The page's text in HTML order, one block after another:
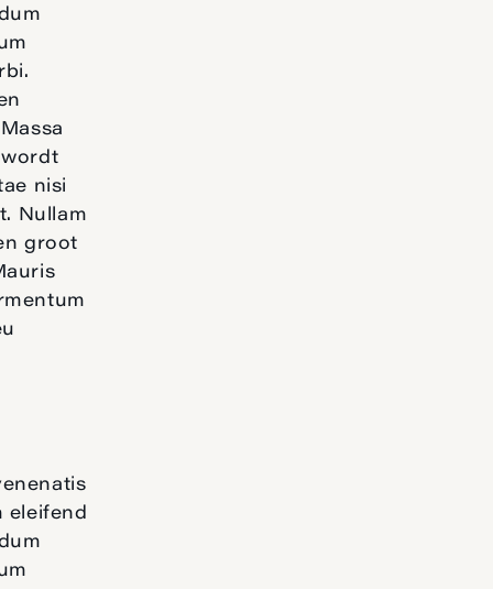
nisi
Nullam
groot
eleifend